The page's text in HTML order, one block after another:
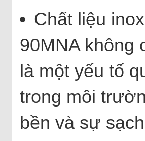
Chất liệu inox
90MNA không
là một yếu tố
trong môi
bền và sự